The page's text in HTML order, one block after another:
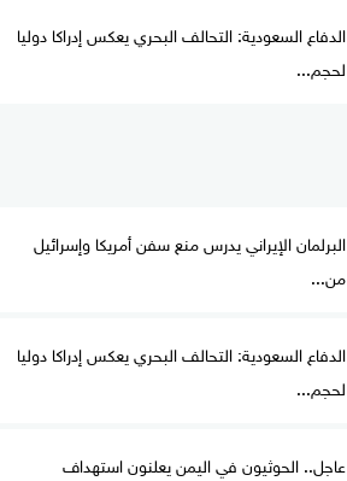
الدفاع السعودية: التحالف البحري يعكس إدراكا دوليا
لحجم...
البرلمان الإيراني يدرس منع سفن أمريكا وإسرائيل
من...
الدفاع السعودية: التحالف البحري يعكس إدراكا دوليا
لحجم...
عاجل.. الحوثيون في اليمن يعلنون استهداف